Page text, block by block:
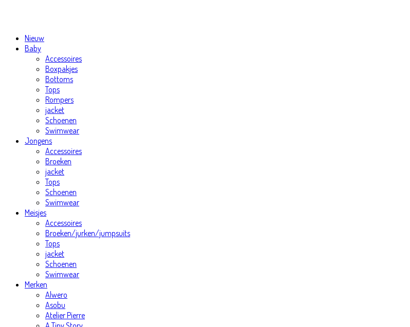
Nieuw
Baby
Accessoires
Boxpakjes
Bottoms
Tops
Rompers
jacket
Schoenen
Swimwear
Jongens
Accessoires
Broeken
jacket
Tops
Schoenen
Swimwear
Meisjes
Accessoires
Broeken/jurken/jumpsuits
Tops
jacket
Schoenen
Swimwear
Merken
Alwero
Asobu
Atelier Pierre